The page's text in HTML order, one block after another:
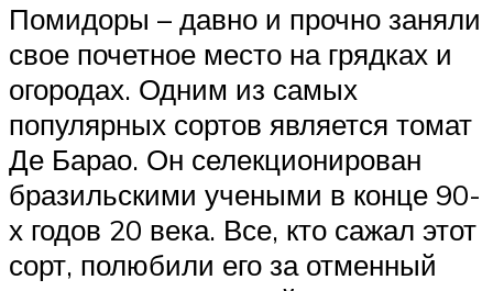
Помидоры – давно и прочно заняли
свое почетное место на грядках и
огородах. Одним из самых
популярных сортов является томат
Де Барао. Он селекционирован
бразильскими учеными в конце 90-
х годов 20 века. Все, кто сажал этот
сорт, полюбили его за отменный